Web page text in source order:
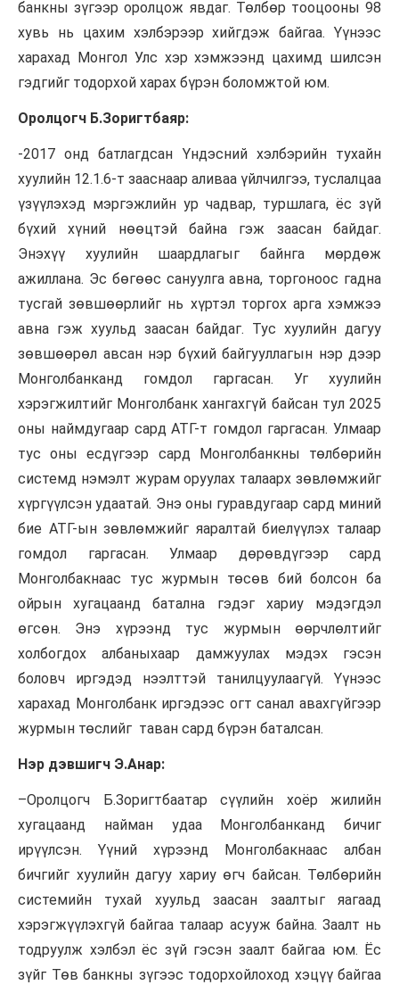
банкны зүгээр оролцож явдаг. Төлбөр тооцооны 98
хувь нь цахим хэлбэрээр хийгдэж байгаа. Үүнээс
харахад Монгол Улс хэр хэмжээнд цахимд шилсэн
гэдгийг тодорхой харах бүрэн боломжтой юм.
Оролцогч Б.Зоригтбаяр:
-2017 онд батлагдсан Үндэсний хэлбэрийн тухайн
хуулийн 12.1.6-т зааснаар аливаа үйлчилгээ, туслалцаа
үзүүлэхэд мэргэжлийн ур чадвар, туршлага, ёс зүй
бүхий хүний нөөцтэй байна гэж заасан байдаг.
Энэхүү хуулийн шаардлагыг байнга мөрдөж
ажиллана. Эс бөгөөс сануулга авна, торгоноос гадна
тусгай зөвшөөрлийг нь хүртэл торгох арга хэмжээ
авна гэж хуульд заасан байдаг. Тус хуулийн дагуу
зөвшөөрөл авсан нэр бүхий байгууллагын нэр дээр
Монголбанканд гомдол гаргасан. Уг хуулийн
хэрэгжилтийг Монголбанк хангахгүй байсан тул 2025
оны наймдугаар сард АТГ-т гомдол гаргасан. Улмаар
тус оны есдүгээр сард Монголбанкны төлбөрийн
системд нэмэлт журам оруулах талаарх зөвлөмжийг
хүргүүлсэн удаатай. Энэ оны гуравдугаар сард миний
бие АТГ-ын зөвлөмжийг яаралтай биелүүлэх талаар
гомдол гаргасан. Улмаар дөрөвдүгээр сард
Монголбакнаас тус журмын төсөв бий болсон ба
ойрын хугацаанд батална гэдэг хариу мэдэгдэл
өгсөн. Энэ хүрээнд тус журмын өөрчлөлтийг
холбогдох албаныхаар дамжуулах мэдэх гэсэн
боловч иргэдэд нээлттэй танилцуулаагүй. Үүнээс
харахад Монголбанкиргэдээс огт санал авахгүйгээр
журмын төслийг таван сард бүрэн баталсан.
Нэр дэвшигч Э.Анар:
–Оролцогч Б.Зоригтбаатар сүүлийн хоёр жилийн
хугацаанд найман удаа Монголбанканд бичиг
ирүүлсэн. Үүний хүрээнд Монголбакнаас албан
бичгийг хуулийн дагуу хариу өгч байсан. Төлбөрийн
системийн тухай хуульд заасан заалтыг яагаад
хэрэгжүүлэхгүй байгаа талаар асууж байна. Заалт нь
тодруулж хэлбэл ёс зүй гэсэн заалт байгаа юм. Ёс
зүйг Төв банкны зүгээс тодорхойлоход хэцүү байгаа